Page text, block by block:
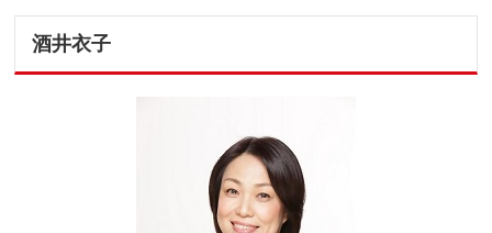
酒井衣子